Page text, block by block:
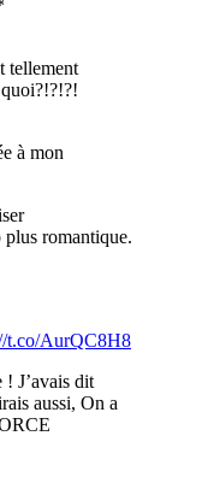
tellement
à mon
romantique.
t.co/AurQC8H8
J’avais dit
aussi, On a